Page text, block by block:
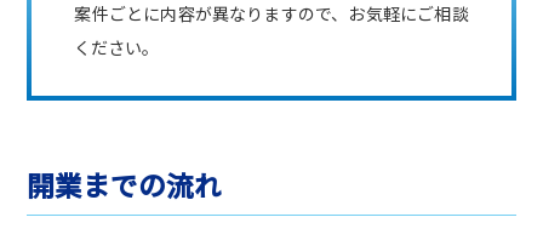
案件ごとに内容が異なりますので、お気軽にご相談
ください。
開業までの流れ